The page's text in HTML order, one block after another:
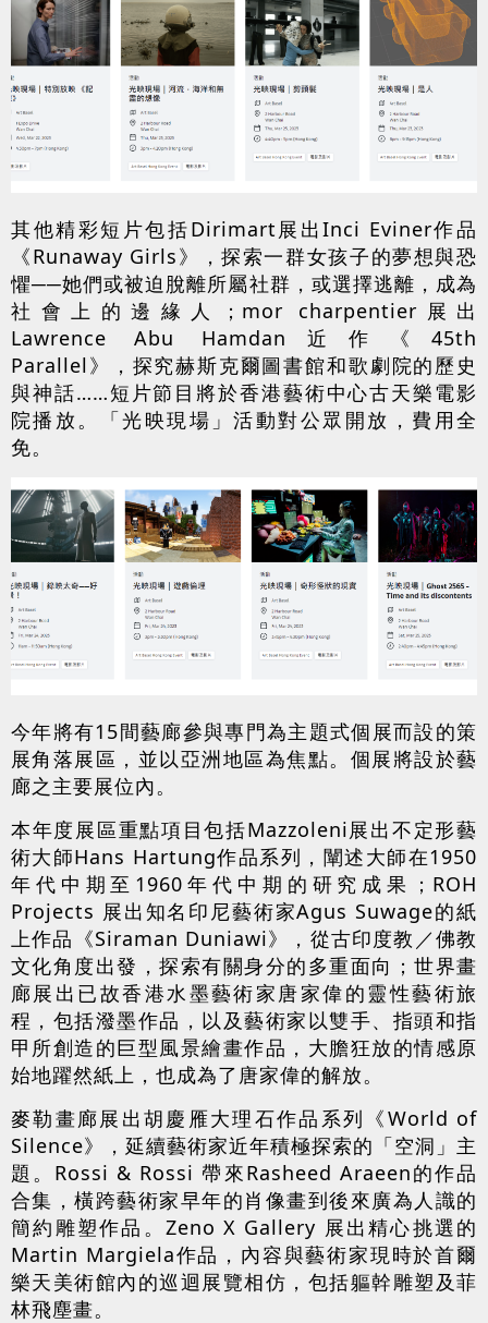
其他精彩短片包括Dirimart展出Inci Eviner作品
《Runaway Girls》，探索一群女孩子的夢想與恐
懼──她們或被迫脫離所屬社群，或選擇逃離，成為
社會上的邊緣人；mor charpentier展出
Lawrence Abu Hamdan近作《45th
Parallel》，探究赫斯克爾圖書館和歌劇院的歷史
與神話……短片節目將於香港藝術中心古天樂電影
院播放。「光映現場」活動對公眾開放，費用全
免。
今年將有15間藝廊參與專門為主題式個展而設的策
展角落展區，並以亞洲地區為焦點。個展將設於藝
廊之主要展位內。
本年度展區重點項目包括Mazzoleni展出不定形藝
術大師Hans Hartung作品系列，闡述大師在1950
年代中期至1960年代中期的研究成果；ROH
Projects 展出知名印尼藝術家Agus Suwage的紙
上作品《Siraman Duniawi》，從古印度教／佛教
文化角度出發，探索有關身分的多重面向；世界畫
廊展出已故香港水墨藝術家唐家偉的靈性藝術旅
程，包括潑墨作品，以及藝術家以雙手、指頭和指
甲所創造的巨型風景繪畫作品，大膽狂放的情感原
始地躍然紙上，也成為了唐家偉的解放。
麥勒畫廊展出胡慶雁大理石作品系列《World of
Silence》，延續藝術家近年積極探索的「空洞」主
題。Rossi & Rossi 帶來Rasheed Araeen的作品
合集，橫跨藝術家早年的肖像畫到後來廣為人識的
簡約雕塑作品。Zeno X Gallery 展出精心挑選的
Martin Margiela作品，內容與藝術家現時於首爾
樂天美術館內的巡迴展覽相仿，包括軀幹雕塑及菲
林飛塵畫。